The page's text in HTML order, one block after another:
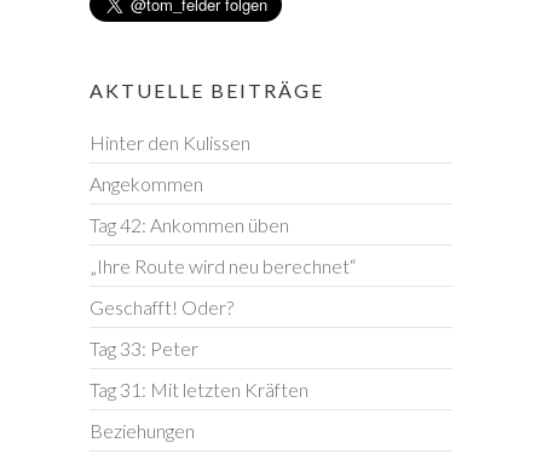
AKTUELLE BEITRÄGE
Hinter den Kulissen
Angekommen
Tag 42: Ankommen üben
„Ihre Route wird neu berechnet“
Geschafft! Oder?
Tag 33: Peter
Tag 31: Mit letzten Kräften
Beziehungen